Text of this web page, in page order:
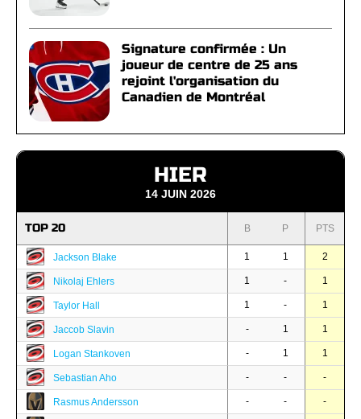
Signature confirmée : Un
joueur de centre de 25 ans
rejoint l'organisation du
Canadien de Montréal
HIER
14 JUIN 2026
TOP 20 B P PTS
Jackson Blake 1 1 2
Nikolaj Ehlers 1 - 1
Taylor Hall 1 - 1
Jaccob Slavin - 1 1
Logan Stankoven - 1 1
Sebastian Aho - - -
Rasmus Andersson - - -